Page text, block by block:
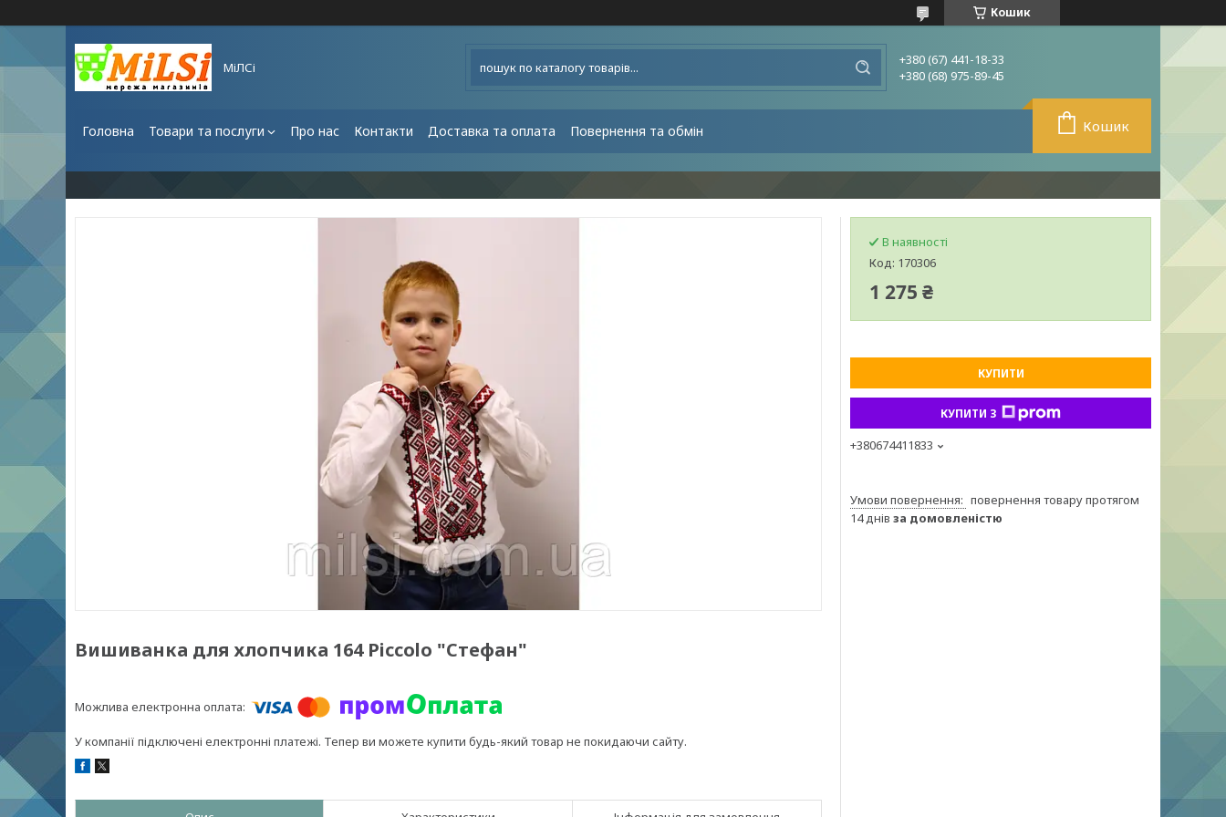
Кошик
МіЛСі
+380 (67) 441-18-33
+380 (68) 975-89-45
Головна Товари та послуги Про нас Контакти Доставка та оплата Повернення та обмін Кошик
Вишиванка для хлопчика 164 Piccolo "Стефан"
У компанії підключені електронні платежі. Тепер ви можете купити будь-який товар не покидаючи сайту.
В наявності
Код: 170306
1 275 ₴
КУПИТИ
КУПИТИ З
+380674411833
повернення товару протягом
14 днів за домовленістю